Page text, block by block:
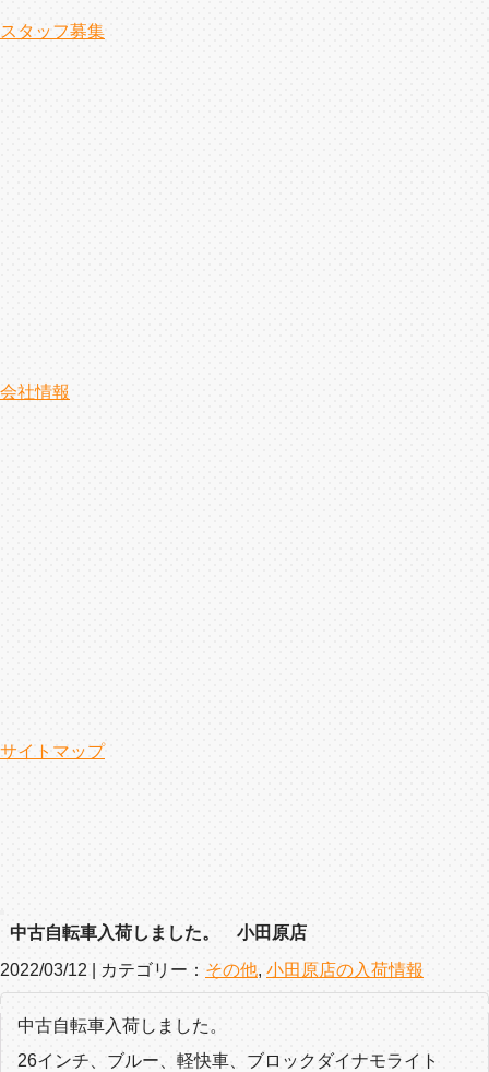
スタッフ募集
会社情報
サイトマップ
中古自転車入荷しました。 小田原店
2022/03/12 | カテゴリー： その他, 小田原店の入荷情報
中古自転車入荷しました。
26インチ、ブルー、軽快車、ブロックダイナモライト